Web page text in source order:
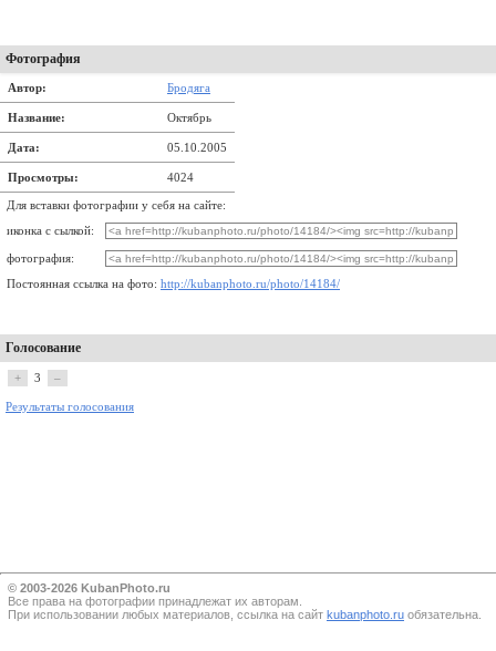
Фотография
Автор: Бродяга
Название: Октябрь
Дата: 05.10.2005
Просмотры: 4024
Для вставки фотографии у себя на сайте:
иконка с сылкой:
фотография:
Постоянная ссылка на фото: http://kubanphoto.ru/photo/14184/
Голосование
+ 3 –
Результаты голосования
© 2003-2026 KubanPhoto.ru
Все прaва на фотографии принадлежат их авторам.
При использовании любых материалов, ссылка на сайт kubanphoto.ru обязательна.